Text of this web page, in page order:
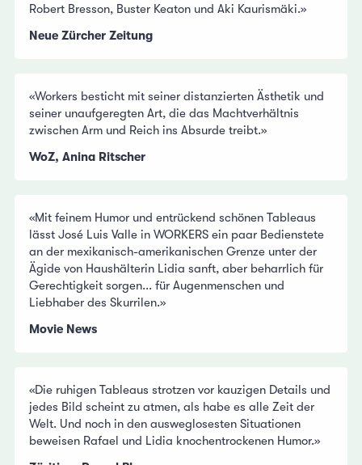
Robert Bresson, Buster Keaton und Aki Kaurismäki.»
Neue Zürcher Zeitung
«Workers besticht mit seiner distanzierten Ästhetik und
seiner unaufgeregten Art, die das Machtverhältnis
zwischen Arm und Reich ins Absurde treibt.»
WoZ, Anina Ritscher
«Mit feinem Humor und entrückend schönen Tableaus
lässt José Luis Valle in WORKERS ein paar Bedienstete
an der mexikanisch-amerikanischen Grenze unter der
Ägide von Haushälterin Lidia sanft, aber beharrlich für
Gerechtigkeit sorgen... für Augenmenschen und
Liebhaber des Skurrilen.»
Movie News
«Die ruhigen Tableaus strotzen vor kauzigen Details und
jedes Bild scheint zu atmen, als habe es alle Zeit der
Welt. Und noch in den ausweglosesten Situationen
beweisen Rafael und Lidia knochentrockenen Humor.»